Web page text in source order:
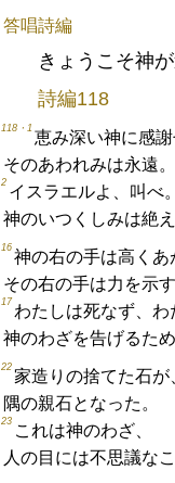
答唱詩編
きょうこそ神
詩編118
118・1
恵み深い神に感謝
そのあわれみは永遠。
2
イスラエルよ、叫べ。
神のいつくしみは絶
16
神の右の手は高くあ
その右の手は力を示す
17
わたしは死なず、わ
神のわざを告げるため
22
家造りの捨てた石が
隅の親石となった。
23
これは神のわざ、
人の目には不思議なこ